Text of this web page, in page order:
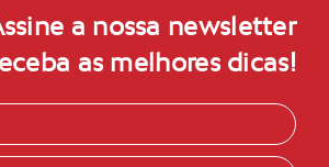
a nossa newsletter
as melhores dicas!